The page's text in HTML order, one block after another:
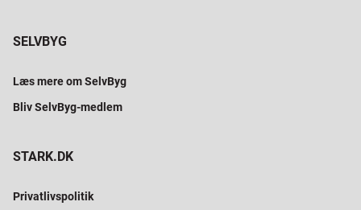
SELVBYG
Læs mere om SelvByg
Bliv SelvByg-medlem
STARK.DK
Privatlivspolitik